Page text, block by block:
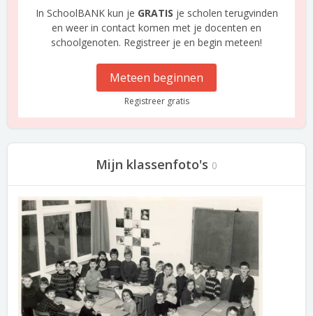
In SchoolBANK kun je GRATIS je scholen terugvinden
en weer in contact komen met je docenten en
schoolgenoten. Registreer je en begin meteen!
Meteen beginnen
Registreer gratis
Mijn klassenfoto's 0